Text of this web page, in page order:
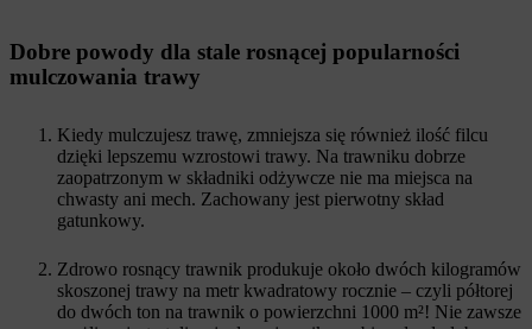
Dobre powody dla stale rosnącej popularności
mulczowania trawy
Kiedy mulczujesz trawę, zmniejsza się również ilość filcu
dzięki lepszemu wzrostowi trawy. Na trawniku dobrze
zaopatrzonym w składniki odżywcze nie ma miejsca na
chwasty ani mech. Zachowany jest pierwotny skład
gatunkowy.
Zdrowo rosnący trawnik produkuje około dwóch kilogramów
skoszonej trawy na metr kwadratowy rocznie – czyli półtorej
do dwóch ton na trawnik o powierzchni 1000 m²! Nie zawsze